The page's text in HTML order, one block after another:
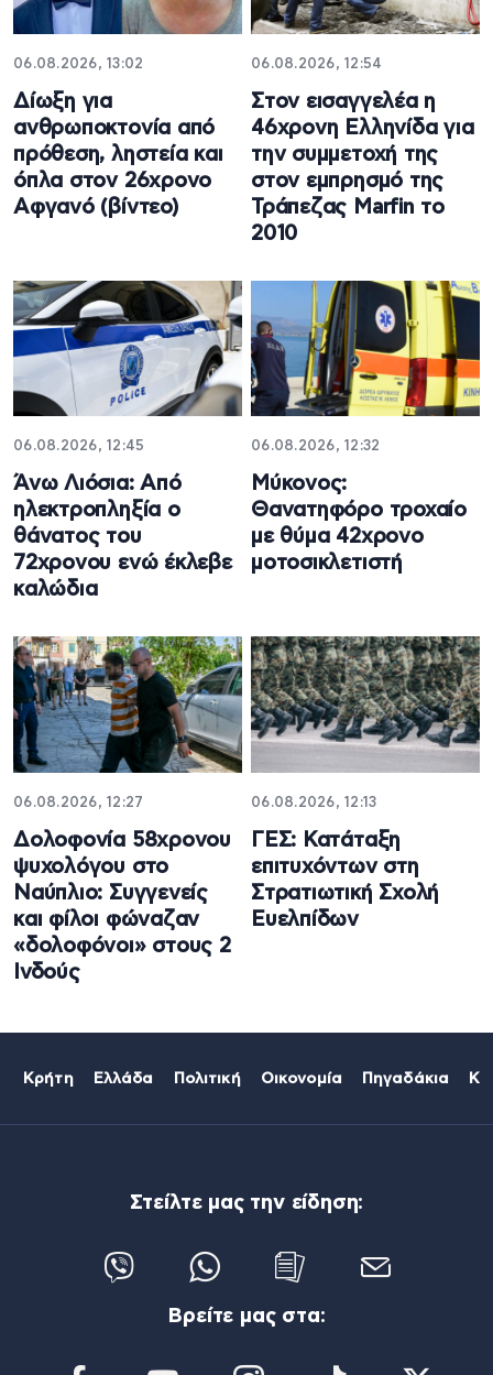
06.08.2026, 13:02
Δίωξη για
ανθρωποκτονία από
πρόθεση, ληστεία και
όπλα στον 26χρονο
Αφγανό (βίντεο)
06.08.2026, 12:54
Στον εισαγγελέα η
46χρονη Ελληνίδα για
την συμμετοχή της
στον εμπρησμό της
Τράπεζας Marfin το
2010
06.08.2026, 12:45
Άνω Λιόσια: Από
ηλεκτροπληξία ο
θάνατος του
72χρονου ενώ έκλεβε
καλώδια
06.08.2026, 12:32
Μύκονος:
Θανατηφόρο τροχαίο
με θύμα 42χρονο
μοτοσικλετιστή
06.08.2026, 12:27
Δολοφονία 58χρονου
ψυχολόγου στο
Ναύπλιο: Συγγενείς
και φίλοι φώναζαν
«δολοφόνοι» στους 2
Ινδούς
06.08.2026, 12:13
ΓΕΣ: Κατάταξη
επιτυχόντων στη
Στρατιωτική Σχολή
Ευελπίδων
Κρήτη Ελλάδα Πολιτική Οικονομία Πηγαδάκια
Στείλτε μας την είδηση:
Βρείτε μας στα: